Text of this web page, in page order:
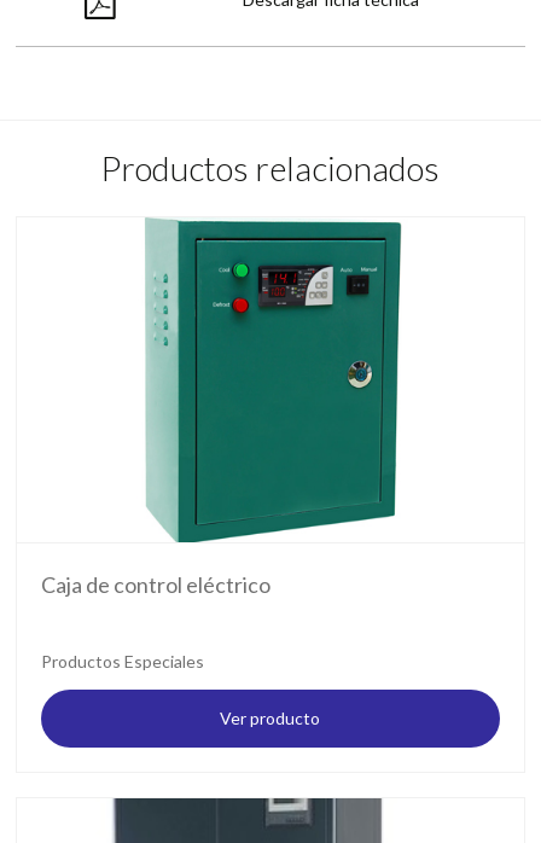
Productos relacionados
Caja de control eléctrico
Productos Especiales
Ver producto